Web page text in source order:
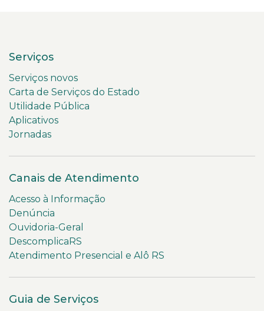
Serviços
Serviços novos
Carta de Serviços do Estado
Utilidade Pública
Aplicativos
Jornadas
Canais de Atendimento
Acesso à Informação
Denúncia
Ouvidoria-Geral
DescomplicaRS
Atendimento Presencial e Alô RS
Guia de Serviços